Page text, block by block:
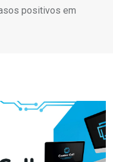
positivos em